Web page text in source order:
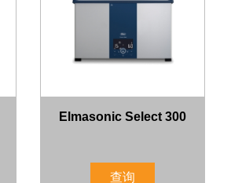
Elmasonic Select 300
查询